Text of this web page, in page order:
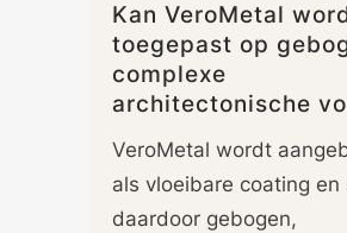
Kan VeroMetal
toegepast op
complexe
architectonische
VeroMetal wordt
als vloeibare coating en
daardoor gebogen,